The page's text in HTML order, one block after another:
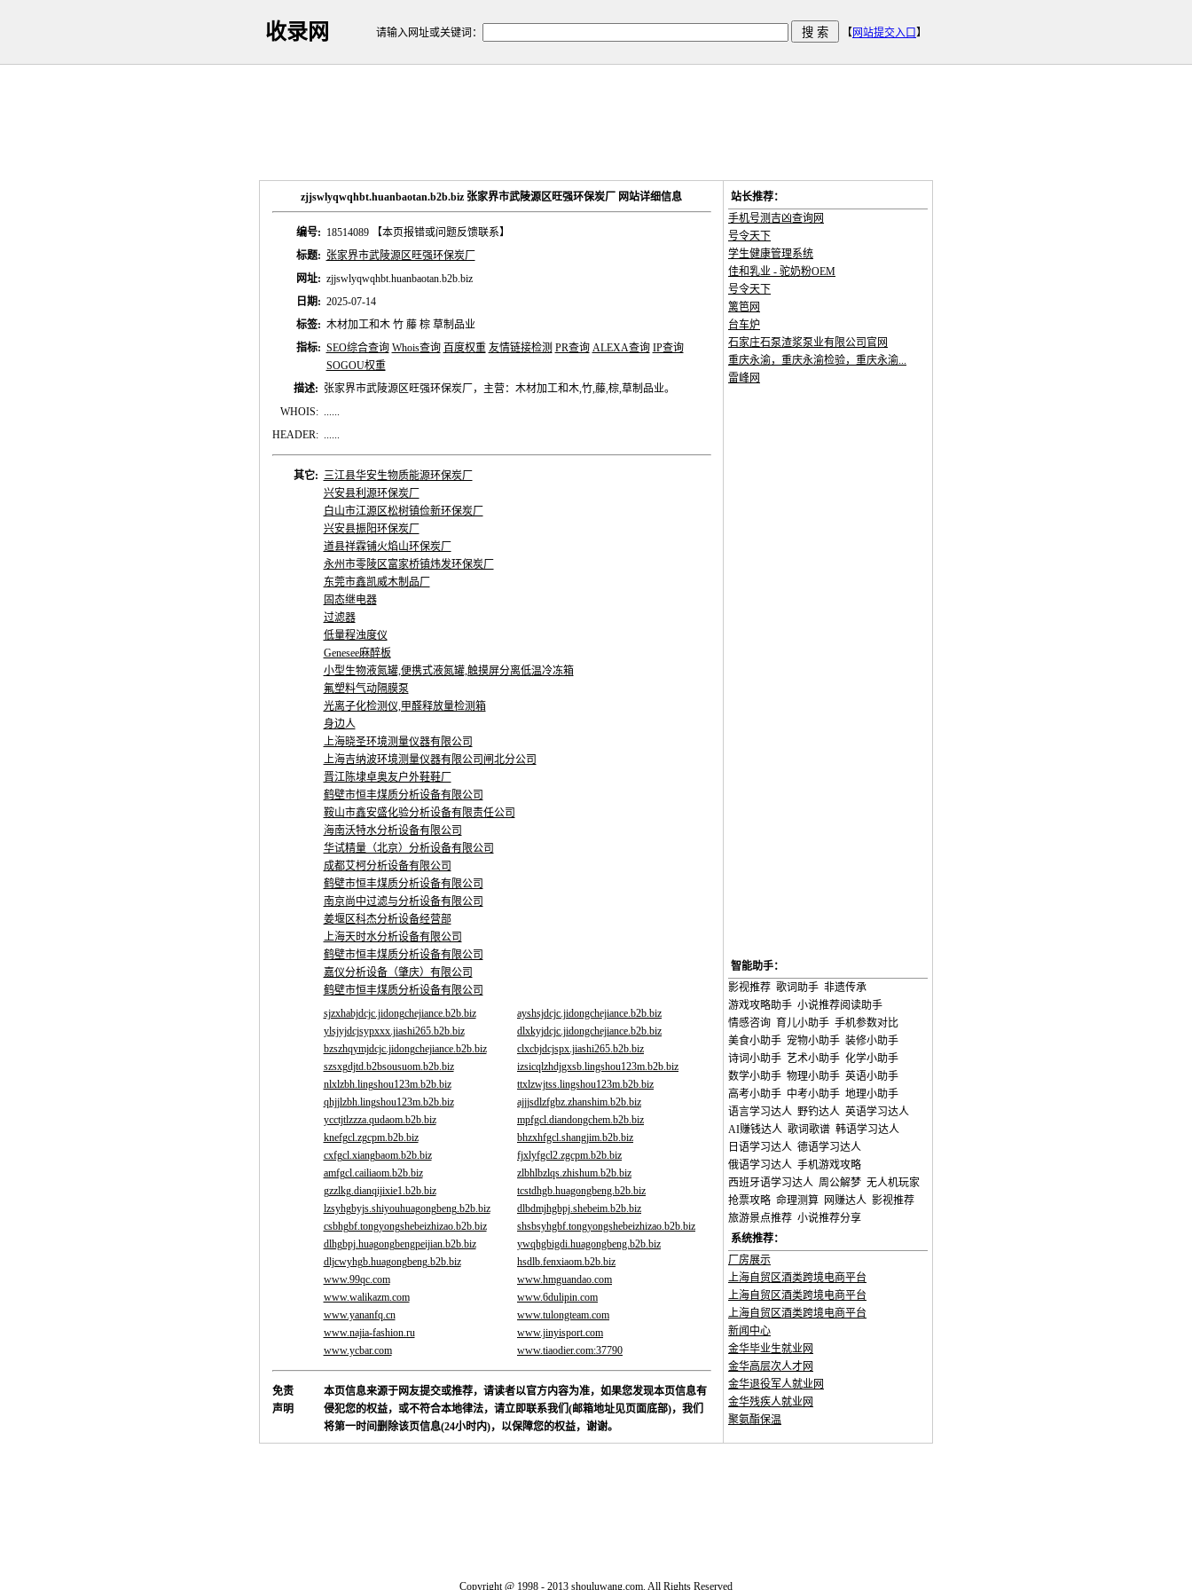
收录网 请输入网址或关键词： 【网站提交入口】
zjjswlyqwqhbt.huanbaotan.b2b.biz 张家界市武陵源区旺强环保炭厂 网站详细信息
编号: 18514089
【本页报错或问题反馈联系】
标题: 张家界市武陵源区旺强环保炭厂
网址: zjjswlyqwqhbt.huanbaotan.b2b.biz
日期: 2025-07-14
标签: 木材加工和木 竹 藤 棕 草制品业
指标: SEO综合查询 Whois查询 百度权重 友情链接检测 PR查询 ALEXA查询 IP查询
SOGOU权重
描述: 张家界市武陵源区旺强环保炭厂，主营：木材加工和木,竹,藤,棕,草制品业。
WHOIS: ......
HEADER: ......
其它: 三江县华安生物质能源环保炭厂
兴安县利源环保炭厂
白山市江源区松树镇俭新环保炭厂
兴安县振阳环保炭厂
道县祥霖铺火焰山环保炭厂
永州市零陵区富家桥镇炜发环保炭厂
东莞市鑫凯威木制品厂
固态继电器
过滤器
低量程浊度仪
Genesee麻醉板
小型生物液氮罐,便携式液氮罐,触摸屏分离低温冷冻箱
氟塑料气动隔膜泵
光离子化检测仪,甲醛释放量检测箱
身边人
上海晓圣环境测量仪器有限公司
上海吉纳波环境测量仪器有限公司闸北分公司
晋江陈埭卓奥友户外鞋鞋厂
鹤壁市恒丰煤质分析设备有限公司
鞍山市鑫安盛化验分析设备有限责任公司
海南沃特水分析设备有限公司
华试精量（北京）分析设备有限公司
成都艾柯分析设备有限公司
鹤壁市恒丰煤质分析设备有限公司
南京尚中过滤与分析设备有限公司
姜堰区科杰分析设备经营部
上海天时水分析设备有限公司
鹤壁市恒丰煤质分析设备有限公司
嘉仪分析设备（肇庆）有限公司
鹤壁市恒丰煤质分析设备有限公司
sjzxhabjdcjc.jidongchejiance.b2b.biz
ayshsjdcjc.jidongchejiance.b2b.biz
ylsjyjdcjsypxxx.jiashi265.b2b.biz
dlxkyjdcjc.jidongchejiance.b2b.biz
bzszhqymjdcjc.jidongchejiance.b2b.biz
clxcbjdcjspx.jiashi265.b2b.biz
szsxgdjtd.b2bsousuom.b2b.biz
izsicqlzhdjgxsb.lingshou123m.b2b.biz
nlxlzbh.lingshou123m.b2b.biz
ttxlzwjtss.lingshou123m.b2b.biz
qhjjlzbh.lingshou123m.b2b.biz
ajjjsdlzfgbz.zhanshim.b2b.biz
ycctjtlzzza.qudaom.b2b.biz
mpfgcl.diandongchem.b2b.biz
knefgcl.zgcpm.b2b.biz
bhzxhfgcl.shangjim.b2b.biz
cxfgcl.xiangbaom.b2b.biz
fjxlyfgcl2.zgcpm.b2b.biz
amfgcl.cailiaom.b2b.biz
zlbhlbzlqs.zhishum.b2b.biz
gzzlkg.dianqijixie1.b2b.biz
tcstdhgb.huagongbeng.b2b.biz
lzsyhgbyjs.shiyouhuagongbeng.b2b.biz
dlbdmjhgbpj.shebeim.b2b.biz
csbhgbf.tongyongshebeizhizao.b2b.biz
shsbsyhgbf.tongyongshebeizhizao.b2b.biz
dlhgbpj.huagongbengpeijian.b2b.biz
ywqhgbigdi.huagongbeng.b2b.biz
dljcwyhgb.huagongbeng.b2b.biz
hsdlb.fenxiaom.b2b.biz
www.99qc.com
www.hmguandao.com
www.walikazm.com
www.6dulipin.com
www.yananfq.cn
www.tulongteam.com
www.najia-fashion.ru
www.jinyisport.com
www.ycbar.com
www.tiaodier.com:37790
免责
声明
本页信息来源于网友提交或推荐，请读者以官方内容为准，如果您发现本页信息有
侵犯您的权益，或不符合本地律法，请立即联系我们(邮箱地址见页面底部)，我们
将第一时间删除该页信息(24小时内)，以保障您的权益，谢谢。
站长推荐：
手机号测吉凶查询网
号令天下
学生健康管理系统
佳和乳业 - 驼奶粉OEM
号令天下
篱笆网
台车炉
石家庄石泵渣浆泵业有限公司官网
重庆永渝，重庆永渝检验，重庆永渝...
雷峰网
智能助手：
影视推荐 歌词助手 非遗传承
游戏攻略助手 小说推荐阅读助手
情感咨询 育儿小助手 手机参数对比
美食小助手 宠物小助手 装修小助手
诗词小助手 艺术小助手 化学小助手
数学小助手 物理小助手 英语小助手
高考小助手 中考小助手 地理小助手
语言学习达人 野钓达人 英语学习达人
AI赚钱达人 歌词歌谱 韩语学习达人
日语学习达人 德语学习达人
俄语学习达人 手机游戏攻略
西班牙语学习达人 周公解梦 无人机玩家
抢票攻略 命理测算 网赚达人 影视推荐
旅游景点推荐 小说推荐分享
系统推荐：
厂房展示
上海自贸区酒类跨境电商平台
上海自贸区酒类跨境电商平台
上海自贸区酒类跨境电商平台
新闻中心
金华毕业生就业网
金华高层次人才网
金华退役军人就业网
金华残疾人就业网
聚氨酯保温
Copyright @ 1998 - 2013 shouluwang.com. All Rights Reserved